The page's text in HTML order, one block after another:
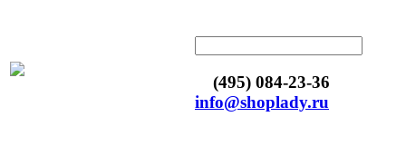
(495) 084-23-36
info@shoplady.ru